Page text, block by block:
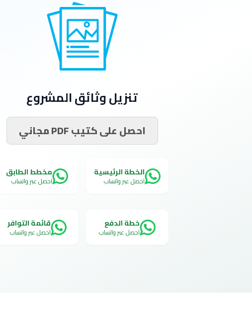
تنزيل وثائق المشروع
احصل على كتيب PDF مجاني
الخطة الرئيسية
احصل عبر واتساب
مخطط الطابق
احصل عبر واتساب
خطة الدفع
احصل عبر واتساب
قائمة التوافر
احصل عبر واتساب